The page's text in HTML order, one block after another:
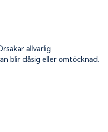
allvarlig
blir dåsig eller omtöcknad.